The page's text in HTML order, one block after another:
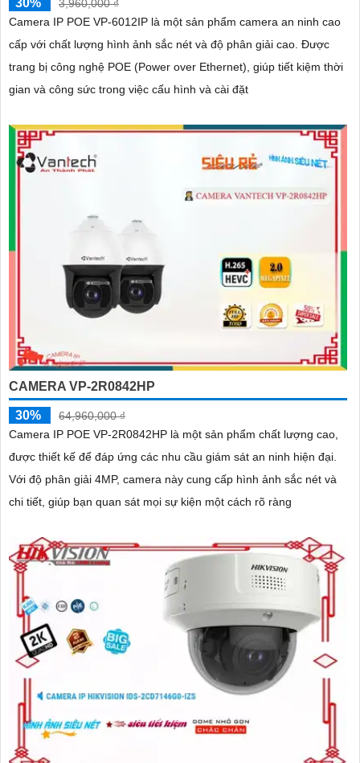
30%
3,960,000 ₫
Camera IP POE VP-6012IP là một sản phẩm camera an ninh cao
cấp với chất lượng hình ảnh sắc nét và độ phân giải cao. Được
trang bị công nghệ POE (Power over Ethernet), giúp tiết kiệm thời
gian và công sức trong việc cấu hình và cài đặt
CAMERA VP-2R0842HP
30%
64,960,000 ₫
Camera IP POE VP-2R0842HP là một sản phẩm chất lượng cao,
được thiết kế để đáp ứng các nhu cầu giám sát an ninh hiện đại.
Với độ phân giải 4MP, camera này cung cấp hình ảnh sắc nét và
chi tiết, giúp bạn quan sát mọi sự kiện một cách rõ ràng